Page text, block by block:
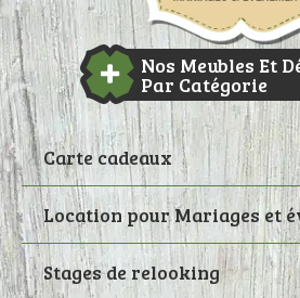
Nos Meubles Et
Par Catégorie
Carte cadeaux
Location pour Mariages et
Stages de relooking